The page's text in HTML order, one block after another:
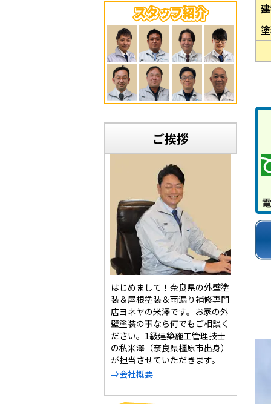
ご挨拶
はじめまして！奈良県の外壁塗
装＆屋根塗装＆雨漏り補修専門
店ヨネヤの米澤です。お家の外
壁塗装の事なら何でもご相談く
ださい。1級建築施工管理技士
の私米澤（奈良県橿原市出身）
が担当させていただきます。
⇒会社概要